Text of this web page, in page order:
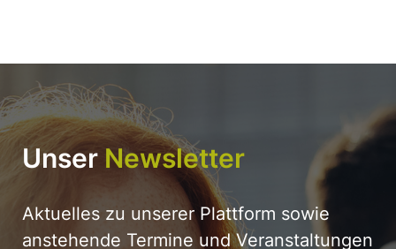
Unser Newsletter
Aktuelles zu unserer Plattform sowie
anstehende Termine und Veranstaltungen